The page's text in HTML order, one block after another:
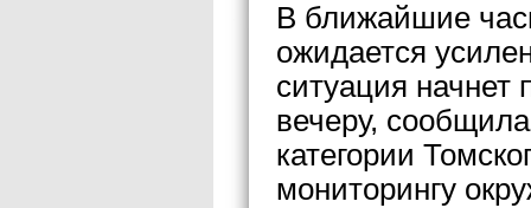
В ближайшие
ожидается
ситуация начнет
вечеру,
категории
мониторингу